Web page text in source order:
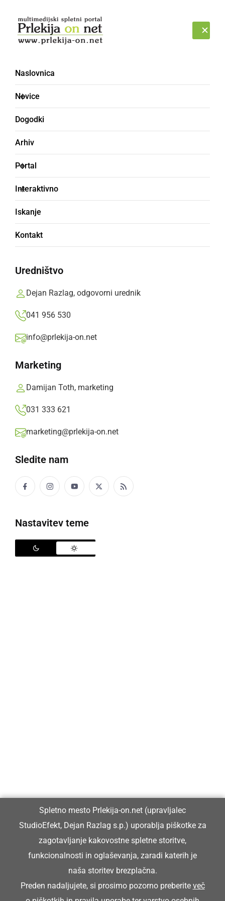
Naslovnica
Novice
Dogodki
Arhiv
Portal
Interaktivno
Iskanje
Kontakt
Uredništvo
Dejan Razlag, odgovorni urednik
041 956 530
info@prlekija-on.net
Marketing
Damijan Toth, marketing
031 333 621
marketing@prlekija-on.net
Sledite nam
Nastavitev teme
1. krog
ŠPORT
PKL: Beltinci brez težav v Murski Soboti,
Bistrica in KD Ljutomer do prvih zmag
ponedeljek, 12. november 2018 ob 08:23
Popularne rubrike novic
Kultura
Politika
Narava
Glavni in odgovorni urednik:
Dejan Razlag
info@prlekija-on.net
Spletno mesto Prlekija-on.net (upravljalec
StudioEfekt, Dejan Razlag s.p.) uporablja piškotke za
zagotavljanje kakovostne spletne storitve,
funkcionalnosti in oglaševanja, zaradi katerih je
naša storitev brezplačna.
Preden nadaljujete, si prosimo pozorno preberite več